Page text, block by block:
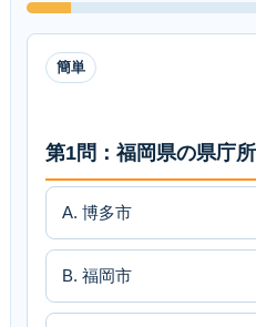
簡単
第1問：福岡県の県庁
A. 博多市
B. 福岡市